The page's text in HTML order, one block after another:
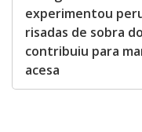
experimentou
risadas de sobra
contribuiu para
acesa